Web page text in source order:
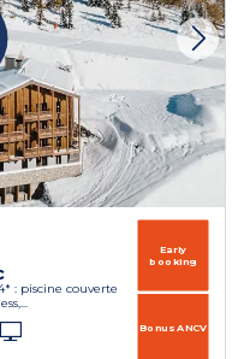
: piscine couverte
Early
booking
Bonus ANCV